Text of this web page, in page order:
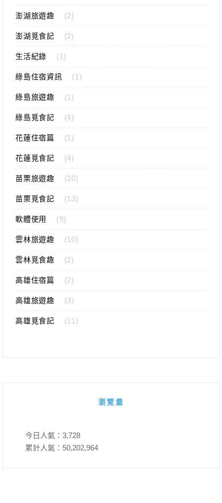
澎湖旅遊趣 (2)
澎湖覓食記 (2)
生活紀錄 (1)
綠島住宿資訊 (1)
綠島旅遊趣 (1)
綠島覓食記 (4)
花蓮住宿篇 (1)
花蓮覓食記 (4)
苗栗旅遊趣 (20)
苗栗覓食記 (13)
軟體使用 (9)
雲林旅遊趣 (10)
雲林覓食趣 (2)
高雄住宿篇 (2)
高雄旅遊趣 (3)
高雄覓食記 (11)
瀏覽量
今日人氣： 3,728
累計人氣： 50,202,964